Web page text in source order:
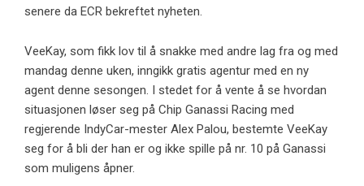
senere da ECR bekreftet nyheten.
VeeKay, som fikk lov til å snakke med andre lag fra og med
mandag denne uken, inngikk gratis agentur med en ny
agent denne sesongen. I stedet for å vente å se hvordan
situasjonen løser seg på Chip Ganassi Racing med
regjerende IndyCar-mester Alex Palou, bestemte VeeKay
seg for å bli der han er og ikke spille på nr. 10 på Ganassi
som muligens åpner.